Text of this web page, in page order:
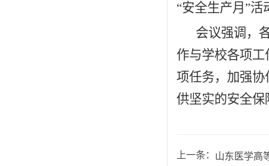
“安全生产月”
会议强调，
作与学校各项
项任务，加强
供坚实的安全保
上一条： 山东医学高